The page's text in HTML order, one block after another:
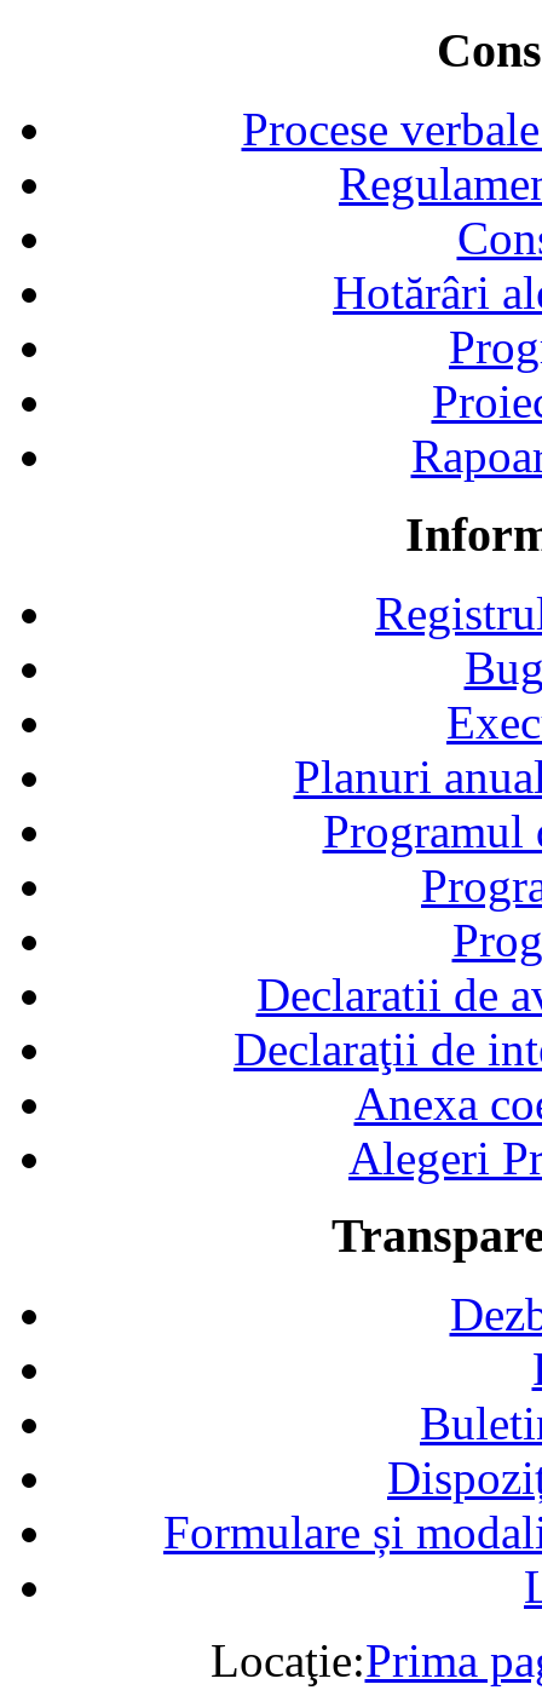
Procese
Hotărâri
Planuri
Declaratii de
Declaraţii de
Anexa
Alegeri
Formulare și
Locaţie:Prima